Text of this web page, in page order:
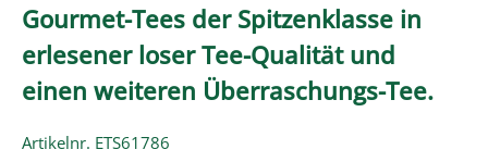
Gourmet-Tees der Spitzenklasse in
erlesener loser Tee-Qualität und
einen weiteren Überraschungs-Tee.
Artikelnr. ETS61786